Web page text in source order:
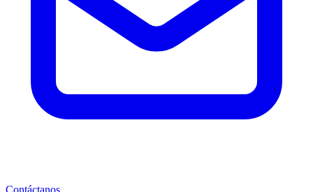
Contáctanos